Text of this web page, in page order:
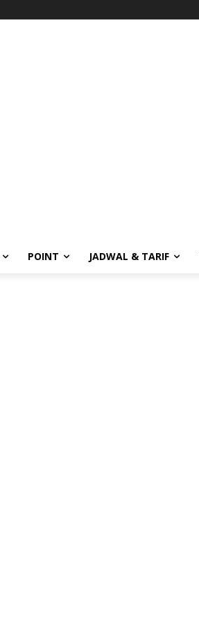
POINT JADWAL & TARIF